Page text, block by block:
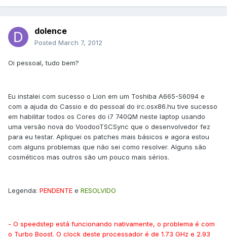
dolence
Posted March 7, 2012
Oi pessoal, tudo bem?
Eu instalei com sucesso o Lion em um Toshiba A665-S6094 e
com a ajuda do Cassio e do pessoal do irc.osx86.hu tive sucesso
em habilitar todos os Cores do i7 740QM neste laptop usando
uma versão nova do VoodooTSCSync que o desenvolvedor fez
para eu testar. Apliquei os patches mais básicos e agora estou
com alguns problemas que não sei como resolver. Alguns são
cosméticos mas outros são um pouco mais sérios.
Legenda: PENDENTE e RESOLVIDO
- O speedstep está funcionando nativamente, o problema é com
o Turbo Boost. O clock deste processador é de 1.73 GHz e 2.93